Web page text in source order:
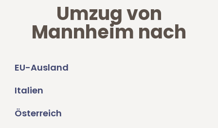
Umzug von
Mannheim nach
EU-Ausland
Italien
Österreich